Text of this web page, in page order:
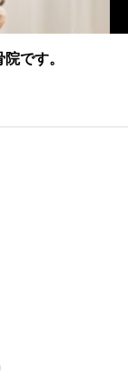
です。